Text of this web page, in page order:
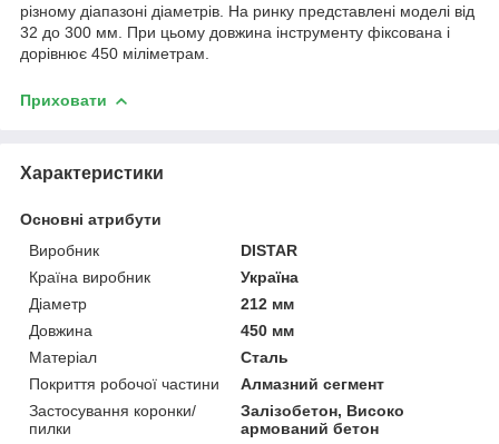
різному діапазоні діаметрів. На ринку представлені моделі від
32 до 300 мм. При цьому довжина інструменту фіксована і
дорівнює 450 міліметрам.
Приховати
Характеристики
Основні атрибути
Виробник
DISTAR
Країна виробник
Україна
Діаметр
212 мм
Довжина
450 мм
Матеріал
Сталь
Покриття робочої частини
Алмазний сегмент
Застосування коронки/
пилки
Залізобетон, Високо
армований бетон